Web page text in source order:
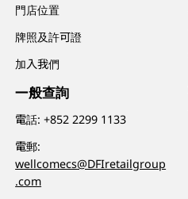
門店位置
牌照及許可證
加入我們
一般查詢
電話:+852 2299 1133
電郵:
wellcomecs@DFIretailgroup
.com